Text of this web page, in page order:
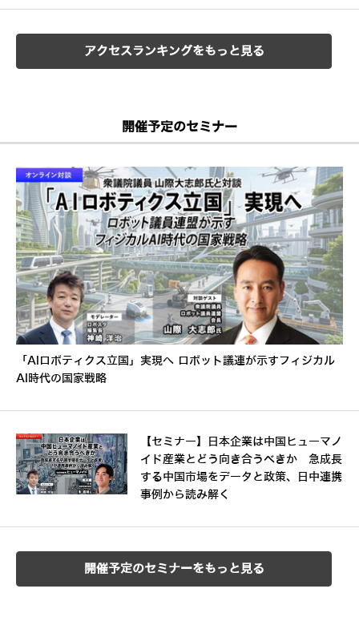
アクセスランキングをもっと見る
開催予定のセミナー
「AIロボティクス立国」実現へ ロボット議連が示すフィジカル
AI時代の国家戦略
【セミナー】日本企業は中国ヒューマノ
イド産業とどう向き合うべきか 急成長
する中国市場をデータと政策、日中連携
事例から読み解く
開催予定のセミナーをもっと見る